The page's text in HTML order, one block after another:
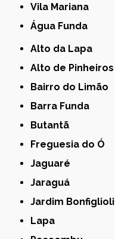
Vila Mariana
Água Funda
Alto da Lapa
Alto de Pinheiros
Bairro do Limão
Barra Funda
Butantã
Freguesia do Ó
Jaguaré
Jaraguá
Jardim Bonfiglioli
Lapa